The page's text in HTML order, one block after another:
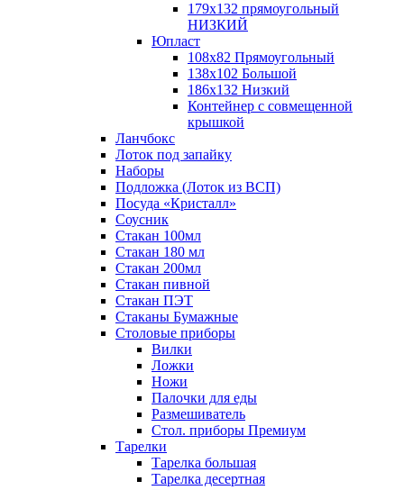
179х132 прямоугольный
НИЗКИЙ
Юпласт
108х82 Прямоугольный
138х102 Большой
186х132 Низкий
Контейнер с совмещенной
крышкой
Ланчбокс
Лоток под запайку
Наборы
Подложка (Лоток из ВСП)
Посуда «Кристалл»
Соусник
Стакан 100мл
Стакан 180 мл
Стакан 200мл
Стакан пивной
Стакан ПЭТ
Стаканы Бумажные
Столовые приборы
Вилки
Ложки
Ножи
Палочки для еды
Размешиватель
Стол. приборы Премиум
Тарелки
Тарелка большая
Тарелка десертная